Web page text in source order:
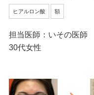
ヒアルロン酸 額
担当医師：いその医師
30代女性